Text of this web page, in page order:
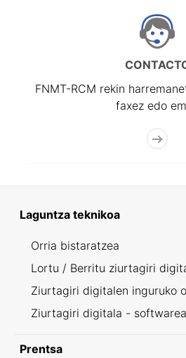
FNMT-RCM rekin
faxez edo
Laguntza teknikoa
Orria bistaratzea
Lortu / Berritu ziurtagiri
Ziurtagiri digitalen inguruko
Ziurtagiri digitala -
Prentsa